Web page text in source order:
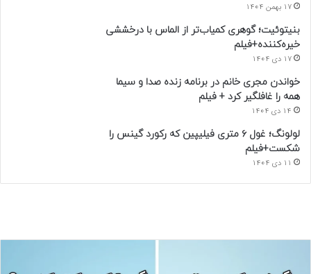
17 بهمن 1404
بنیتوئیت؛ گوهری کمیاب‌تر از الماس با درخششی
خیره‌کننده+فیلم
17 دی 1404
خواندن مجری خانم در برنامه زنده صدا و سیما
همه را غافلگیر کرد + فیلم
14 دی 1404
لولونگ؛ غول ۶ متری فیلیپین که رکورد گینس را
شکست+فیلم
11 دی 1404